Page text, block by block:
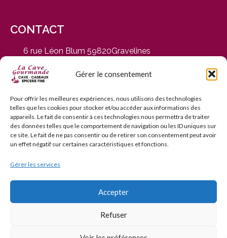
Gérer le consentement
Pour offrir les meilleures expériences, nous utilisons des technologies
telles que les cookies pour stocker et/ou accéder aux informations des
appareils. Le fait de consentir à ces technologies nous permettra de traiter
des données telles que le comportement de navigation ou les ID uniques sur
ce site. Le fait de ne pas consentir ou de retirer son consentement peut avoir
un effet négatif sur certaines caractéristiques et fonctions.
Gérer les services
Accepter
Refuser
CONTACT
6 rue Léon Blum 59820Gravelines
du Mardi au Samedi, de 9h30 à 12h30 et de 14h30 à
19h
03 28 65 01 92
contact@cavegourmande.fr
www.cavegourmande.fr
L’ABUS D’ALCOOL EST DANGEREUX POUR LA SANTÉ — À
CONSOMMER AVEC MODÉRATION — INTERDICTION DE
VENTE AUX MINEURS DE MOINS DE 18 ANS
© 2006–2026 La Cave Gourmande. Tous droits réservés.